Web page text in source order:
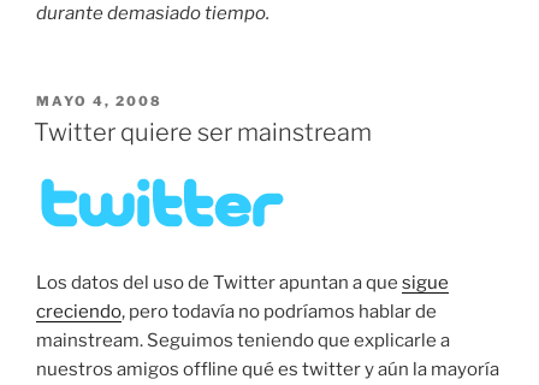
durante demasiado tiempo.
PUBLICADO
EL
MAYO 4, 2008
Twitter quiere ser mainstream
Los datos del uso de Twitter apuntan a que sigue
creciendo, pero todavía no podríamos hablar de
mainstream. Seguimos teniendo que explicarle a
nuestros amigos offline qué es twitter y aún la mayoría